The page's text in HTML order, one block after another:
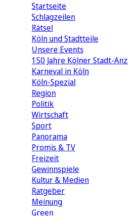
Startseite
Schlagzeilen
Rätsel
Köln und Stadtteile
Unsere Events
150 Jahre Kölner Stadt-
Karneval in Köln
Köln-Spezial
Region
Politik
Wirtschaft
Sport
Panorama
Promis & TV
Freizeit
Gewinnspiele
Kultur & Medien
Ratgeber
Meinung
Green